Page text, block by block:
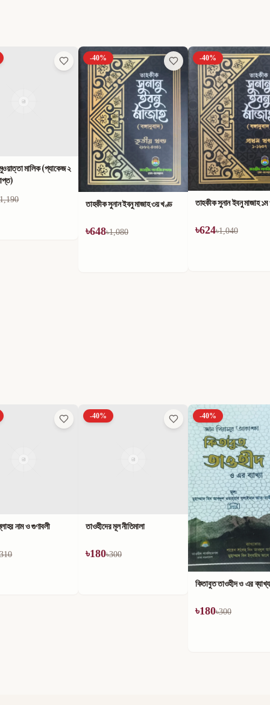
মালিক (প্যাকেজ ২
1,190
-40%
তাহকীক সুনান ইবনু মাজাহ ৩য় খণ্ড
৳648৳1,080
-40%
তাহকীক সুনান ইবনু মাজাহ
৳624৳1,040
নাম ও গুণাবলী
310
-40%
তাওহীদের মূল নীতিমালা
৳180৳300
-40%
কিতাবুত তাওহীদ ও এর
৳180৳300